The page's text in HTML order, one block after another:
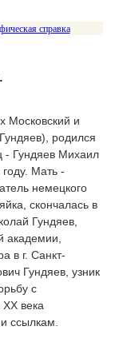
Московский и
родился
- Гундяев Михаил
Мать -
немецкого
скончалась в
Гундяев,
академии,
в г. Санкт-
Гундяев, узник
с
ХХ века
ссылкам.